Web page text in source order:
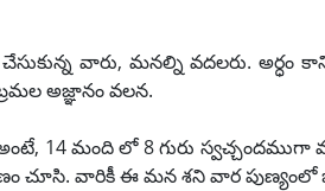
చేసుకున్న వారు, మనల్ని వదలరు.
అజ్ఞానం వలన.
14 మంది లో 8 గురు
చూసి. వారికీ ఈ మన శని వార పుణ్యంలో